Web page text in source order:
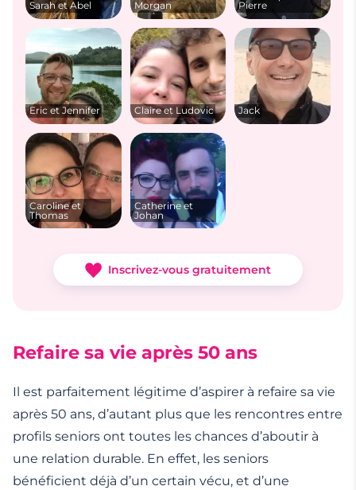
Sarah et Abel
Morgan
Pierre
Eric et Jennifer Claire et Ludovic Jack
Caroline et
Thomas
Catherine et
Johan
Inscrivez-vous gratuitement
Refaire sa vie après 50 ans
Il est parfaitement légitime d’aspirer à refaire sa vie
après 50 ans, d’autant plus que les rencontres entre
profils seniors ont toutes les chances d’aboutir à
une relation durable. En effet, les seniors
bénéficient déjà d’un certain vécu, et d’une